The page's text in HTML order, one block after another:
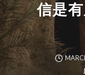
信是